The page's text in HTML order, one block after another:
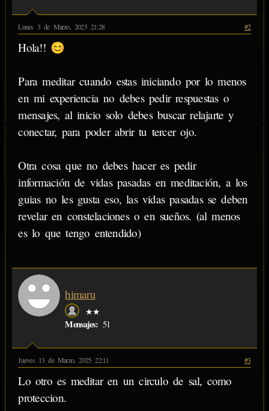
Lunes 3 de Marzo, 2025 21:28 #2
Hola!! 😊
Para meditar cuando estas iniciando por lo menos
en mi experiencia no debes pedir respuestas o
mensajes, al inicio solo debes buscar relajarte y
conectar, para poder abrir tu tercer ojo.
Otra cosa que no debes hacer es pedir
información de vidas pasadas en meditación, a los
guias no les gusta eso, las vidas pasadas se deben
revelar en constelaciones o en sueños. (al menos
es lo que tengo entendido)
himaru
★★
Mensajes: 51
Jueves 13 de Marzo, 2025 22:11 #3
Lo otro es meditar en un circulo de sal, como
proteccion.